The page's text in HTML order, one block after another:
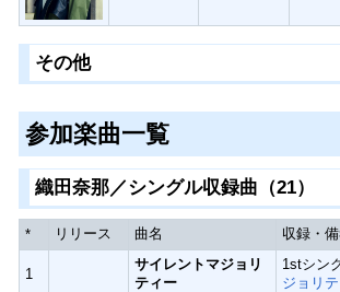
その他
参加楽曲一覧
織田奈那／シングル収録曲（21）
* リリース 曲名 収録・
1
サイレントマジョリ
ティー
1stシン
ジョリ